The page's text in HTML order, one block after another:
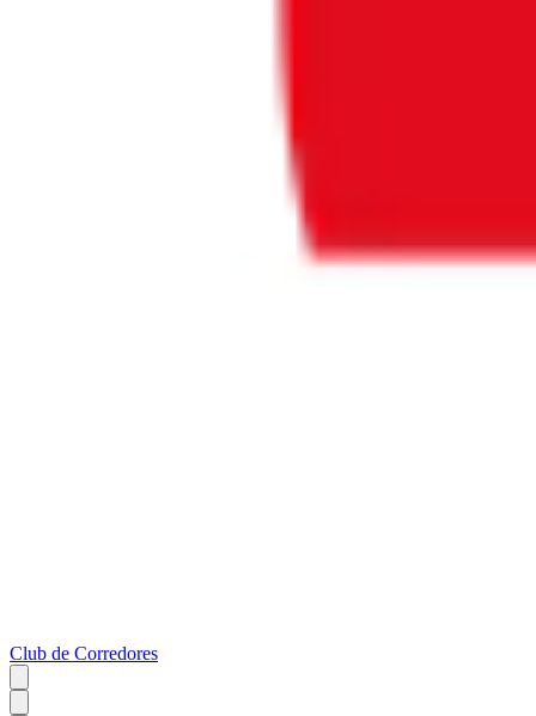
Club de Corredores